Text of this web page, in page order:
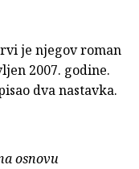
je njegov roman
2007. godine.
dva nastavka.
osnovu